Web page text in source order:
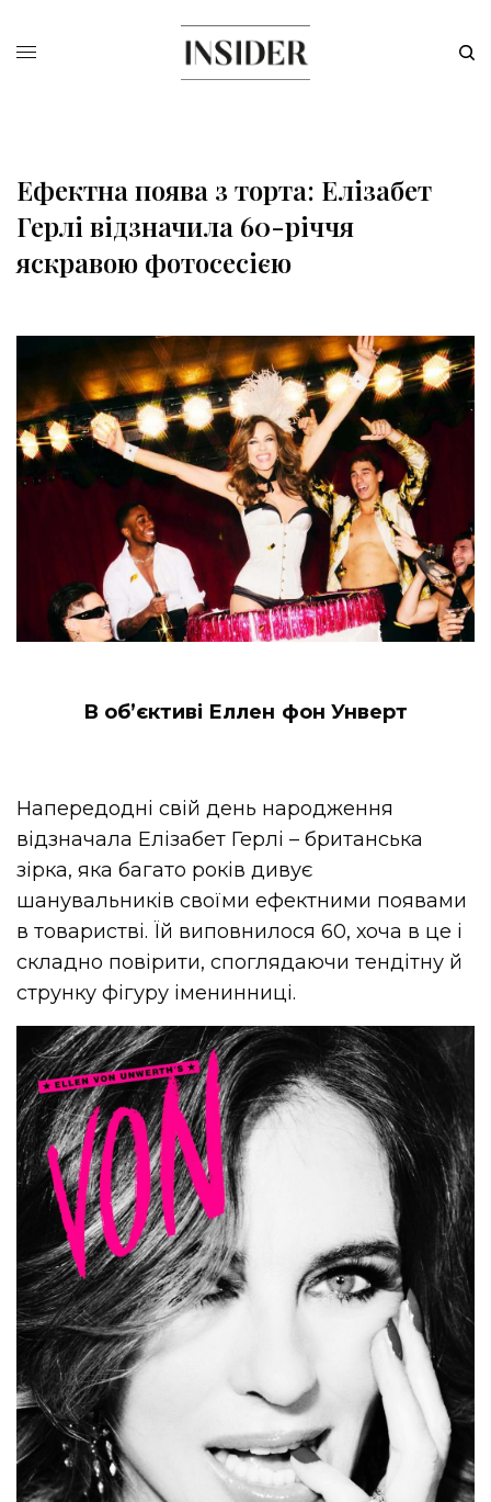
Ефектна поява з торта: Елізабет
Герлі відзначила 60-річчя
яскравою фотосесією
В об’єктиві Еллен фон Унверт
Напередодні свій день народження
відзначала Елізабет Герлі – британська
зірка, яка багато років дивує
шанувальників своїми ефектними появами
в товаристві. Їй виповнилося 60, хоча в це і
складно повірити, споглядаючи тендітну й
струнку фігуру іменинниці.